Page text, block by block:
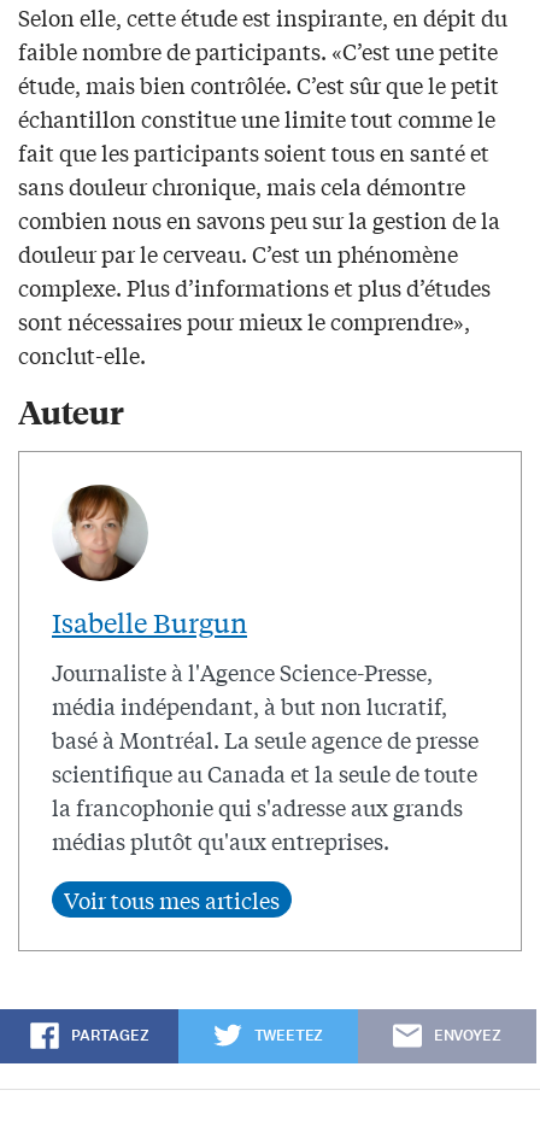
Selon elle, cette étude est inspirante, en dépit du
faible nombre de participants. «C’est une petite
étude, mais bien contrôlée. C’est sûr que le petit
échantillon constitue une limite tout comme le
fait que les participants soient tous en santé et
sans douleur chronique, mais cela démontre
combien nous en savons peu sur la gestion de la
douleur par le cerveau. C’est un phénomène
complexe. Plus d’informations et plus d’études
sont nécessaires pour mieux le comprendre»,
conclut-elle.
Auteur
Isabelle Burgun
Journaliste à l'Agence Science-Presse,
média indépendant, à but non lucratif,
basé à Montréal. La seule agence de presse
scientifique au Canada et la seule de toute
la francophonie qui s'adresse aux grands
médias plutôt qu'aux entreprises.
PARTAGEZ TWEETEZ ENVOYEZ